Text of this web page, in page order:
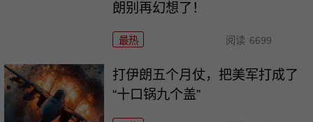
朗别再幻想了！
最热 阅读 6699
打伊朗五个月仗，把美军打成了
“十口锅九个盖”